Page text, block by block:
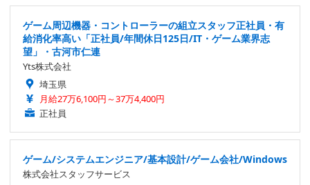
ゲーム周辺機器・コントローラーの組立スタッフ正社員・有
給消化率高い「正社員/年間休日125日/IT・ゲーム業界志
望」・古河市仁連
Yts株式会社
埼玉県
月給27万6,100円～37万4,400円
正社員
ゲーム/システムエンジニア/基本設計/ゲーム会社/Windows
株式会社スタッフサービス